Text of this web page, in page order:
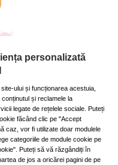
mult mai fericiți atunci
și soarele strălucește cu
, celebrul hormon al
faptul că vara suntem
mai bun și suntem mai
Măria Sa, Soarele!
veri prelungite, putem
înainte ca ploile și
personalizată
ului și funcționarea acestuia,
și reclamele la
legate de rețelele sociale. Puteți
făcând clic pe "Accept
caz, vor fi utilizate doar modulele
categoriile de module cookie pe
Puteți să vă răzgândiți în
de jos a oricărei pagini de pe